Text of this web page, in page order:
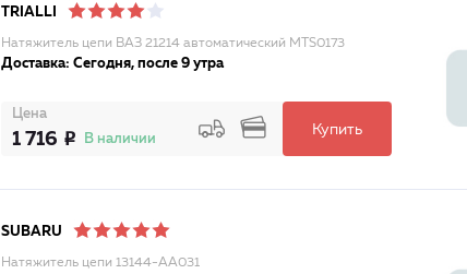
TRIALLI
Натяжитель цепи ВАЗ 21214 автоматический MTS0173
Доставка: Сегодня, после 9 утра
Цена
1 716 В наличии
Купить
SUBARU
Натяжитель цепи 13144-AA031